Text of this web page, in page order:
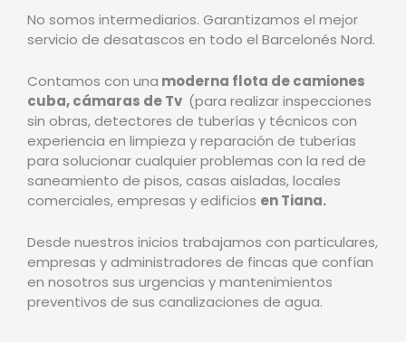
No somos intermediarios. Garantizamos el mejor
servicio de desatascos en todo el Barcelonés Nord.
Contamos con una moderna flota de camiones
cuba, cámaras de Tv (para realizar inspecciones
sin obras, detectores de tuberías y técnicos con
experiencia en limpieza y reparación de tuberías
para solucionar cualquier problemas con la red de
saneamiento de pisos, casas aisladas, locales
comerciales, empresas y edificios en Tiana.
Desde nuestros inicios trabajamos con particulares,
empresas y administradores de fincas que confían
en nosotros sus urgencias y mantenimientos
preventivos de sus canalizaciones de agua.